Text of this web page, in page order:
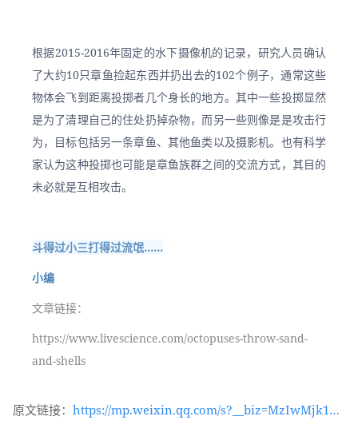
根据2015-2016年固定的水下摄像机的记录，研究人员确认
了大约10只章鱼捡起东西并扔出去的102个例子，通常这些
物体会飞到距离投掷者几个身长的地方。其中一些投掷显然
是为了清理自己的住处扔掉杂物，而另一些则像是是攻击行
为，目标包括另一条章鱼、其他鱼类以及摄影机。也有科学
家认为这种投掷也可能是章鱼族群之间的交流方式，其目的
未必就是互相攻击。
斗得过小三打得过流氓……
小编
文章链接：
https://www.livescience.com/octopuses-throw-sand-
and-shells
原文链接： https://mp.weixin.qq.com/s?__biz=MzIwMjk1OT